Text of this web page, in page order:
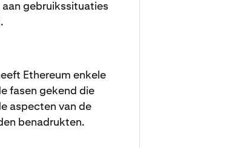
gebruikssituaties
Ethereum enkele
fasen gekend die
aspecten van de
benadrukten.